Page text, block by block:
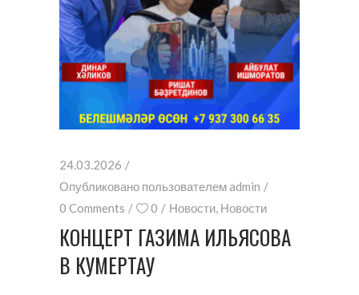
24.03.2026
Опубликовано пользователемadmin
0 Comments
0 Новости, Новости
КОНЦЕРТ ГАЗИМА ИЛЬЯСОВА
В КУМЕРТАУ